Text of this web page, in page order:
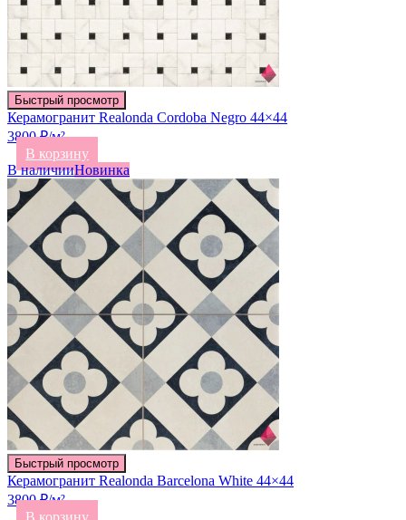
Быстрый просмотр
Керамогранит Realonda Cordoba Negro 44×44
3800 ₽/м²
В корзину
В наличииНовинка
Быстрый просмотр
Керамогранит Realonda Barcelona White 44×44
3800 ₽/м²
В корзину